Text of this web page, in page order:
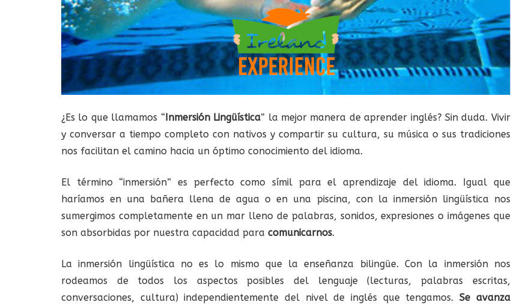
¿Es lo que llamamos “Inmersión Lingüística” la mejor manera de aprender inglés? Sin duda. Vivir
y conversar a tiempo completo con nativos y compartir su cultura, su música o sus tradiciones
nos facilitan el camino hacia un óptimo conocimiento del idioma.
El término “inmersión” es perfecto como símil para el aprendizaje del idioma. Igual que
haríamos en una bañera llena de agua o en una piscina, con la inmersión lingüística nos
sumergimos completamente en un mar lleno de palabras, sonidos, expresiones o imágenes que
son absorbidas por nuestra capacidad para comunicarnos.
La inmersión lingüística no es lo mismo que la enseñanza bilingüe. Con la inmersión nos
rodeamos de todos los aspectos posibles del lenguaje (lecturas, palabras escritas,
conversaciones, cultura) independientemente del nivel de inglés que tengamos.Se avanza